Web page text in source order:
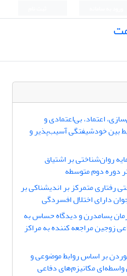
اعتماد، بی‌اعتمادی و
بین خودشیفتگی آسیب‌پذیر و
روان‌شناختی بر اشتیاق
دوره دوم متوسطه
رفتاری متمرکز بر اندیشناکی بر
دارای اختلال افسردگی
پسامدرن و دیدگاه حساس به
زوجین مراجعه کننده به مراکز
بر اساس روابط موضوعی و
مکانیزم‌های دفاعی